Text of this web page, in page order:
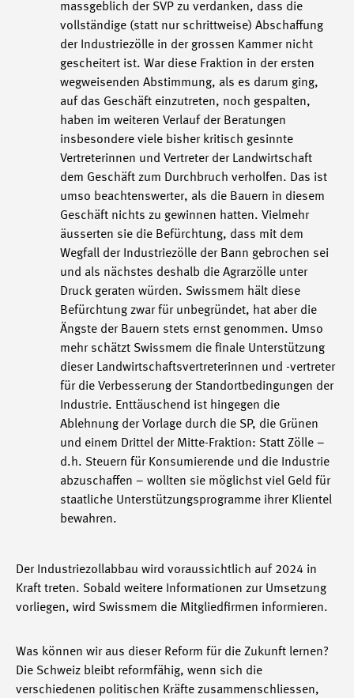
massgeblich der SVP zu verdanken, dass die
vollständige (statt nur schrittweise) Abschaffung
der Industriezölle in der grossen Kammer nicht
gescheitert ist. War diese Fraktion in der ersten
wegweisenden Abstimmung, als es darum ging,
auf das Geschäft einzutreten, noch gespalten,
haben im weiteren Verlauf der Beratungen
insbesondere viele bisher kritisch gesinnte
Vertreterinnen und Vertreter der Landwirtschaft
dem Geschäft zum Durchbruch verholfen. Das ist
umso beachtenswerter, als die Bauern in diesem
Geschäft nichts zu gewinnen hatten. Vielmehr
äusserten sie die Befürchtung, dass mit dem
Wegfall der Industriezölle der Bann gebrochen sei
und als nächstes deshalb die Agrarzölle unter
Druck geraten würden. Swissmem hält diese
Befürchtung zwar für unbegründet, hat aber die
Ängste der Bauern stets ernst genommen. Umso
mehr schätzt Swissmem die finale Unterstützung
dieser Landwirtschaftsvertreterinnen und -vertreter
für die Verbesserung der Standortbedingungen der
Industrie. Enttäuschend ist hingegen die
Ablehnung der Vorlage durch die SP, die Grünen
und einem Drittel der Mitte-Fraktion: Statt Zölle –
d.h. Steuern für Konsumierende und die Industrie
abzuschaffen – wollten sie möglichst viel Geld für
staatliche Unterstützungsprogramme ihrer Klientel
bewahren.
Der Industriezollabbau wird voraussichtlich auf 2024 in
Kraft treten. Sobald weitere Informationen zur Umsetzung
vorliegen, wird Swissmem die Mitgliedfirmen informieren.
Was können wir aus dieser Reform für die Zukunft lernen?
Die Schweiz bleibt reformfähig, wenn sich die
verschiedenen politischen Kräfte zusammenschliessen,